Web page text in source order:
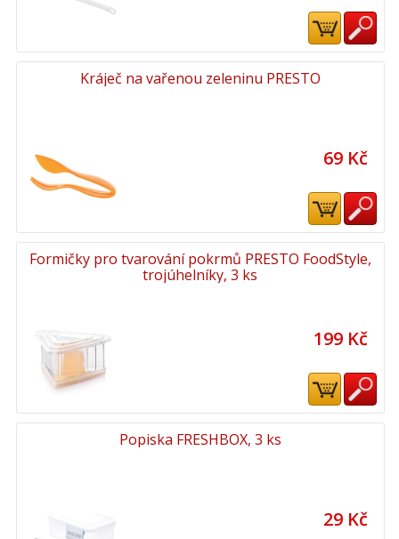
Kráječ na vařenou zeleninu PRESTO
69 Kč
Formičky pro tvarování pokrmů PRESTO FoodStyle,
trojúhelníky, 3 ks
199 Kč
Popiska FRESHBOX, 3 ks
29 Kč